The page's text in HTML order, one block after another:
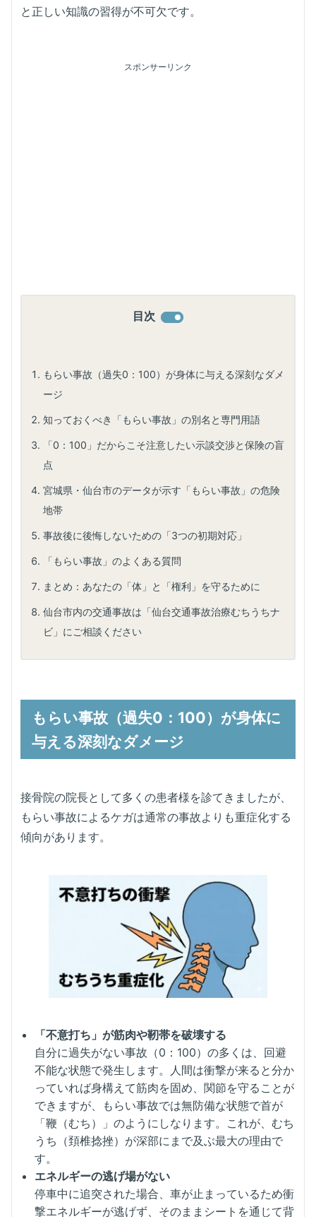
と正しい知識の習得が不可欠です。
スポンサーリンク
目次
もらい事故（過失0：100）が身体に与える深刻なダメ
ージ
知っておくべき「もらい事故」の別名と専門用語
「0：100」だからこそ注意したい示談交渉と保険の盲
点
宮城県・仙台市のデータが示す「もらい事故」の危険
地帯
事故後に後悔しないための「3つの初期対応」
「もらい事故」のよくある質問
まとめ：あなたの「体」と「権利」を守るために
仙台市内の交通事故は「仙台交通事故治療むちうちナ
ビ」にご相談ください
もらい事故（過失0：100）が身体に
与える深刻なダメージ
接骨院の院長として多くの患者様を診てきましたが、
もらい事故によるケガは通常の事故よりも重症化する
傾向があります。
「不意打ち」が筋肉や靭帯を破壊する
自分に過失がない事故（0：100）の多くは、回避
不能な状態で発生します。人間は衝撃が来ると分か
っていれば身構えて筋肉を固め、関節を守ることが
できますが、もらい事故では無防備な状態で首が
「鞭（むち）」のようにしなります。これが、むち
うち（頚椎捻挫）が深部にまで及ぶ最大の理由で
す。
エネルギーの逃げ場がない
停車中に追突された場合、車が止まっているため衝
撃エネルギーが逃げず、そのままシートを通じて背